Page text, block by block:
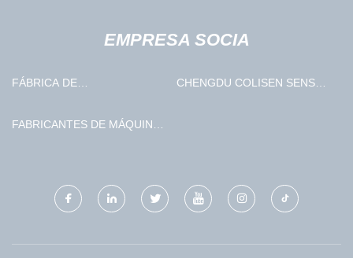
EMPRESA SOCIA
FÁBRICA DE
CHENGDU COLISEN SENSOR
FABRICANTES DE MÁQUINAS